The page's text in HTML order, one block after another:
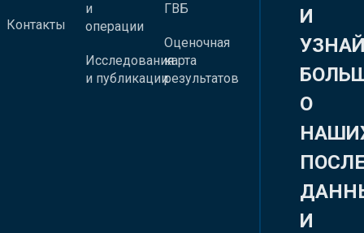
Контакты
и
операции
Исследования
и публикации
ГВБ
Оценочная
карта
результатов
И
О
И